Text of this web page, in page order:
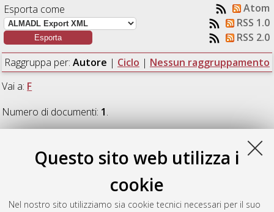
Questo sito web utilizza i
cookie
Nel nostro sito utilizziamo sia cookie tecnici necessari per il suo
Esporta come
Atom
RSS 1.0
RSS 2.0
Raggruppa per: Autore | Ciclo | Nessun raggruppamento
Vai a: F
Numero di documenti: 1.
Le cure oncologiche e la prospettiva del
paziente. Revisione di letteratura e un caso di studio
[Dissertation thesis], Alma Mater Studiorum Università di